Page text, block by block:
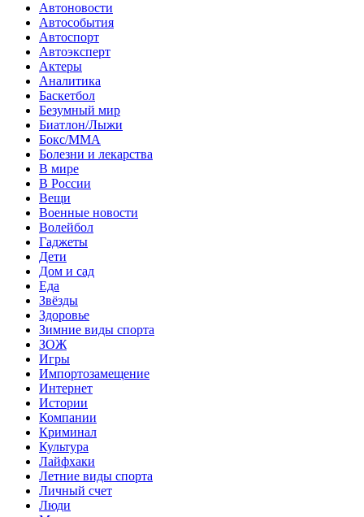
Автоновости
Автособытия
Автоспорт
Автоэксперт
Актеры
Аналитика
Баскетбол
Безумный мир
Биатлон/Лыжи
Бокс/MMA
Болезни и лекарства
В мире
В России
Вещи
Военные новости
Волейбол
Гаджеты
Дети
Дом и сад
Еда
Звёзды
Здоровье
Зимние виды спорта
ЗОЖ
Игры
Импортозамещение
Интернет
Истории
Компании
Криминал
Культура
Лайфхаки
Летние виды спорта
Личный счет
Люди